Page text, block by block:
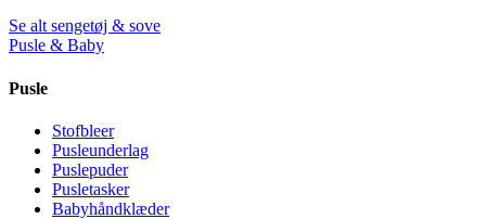
Se alt sengetøj & sove
Pusle & Baby
Pusle
Stofbleer
Pusleunderlag
Puslepuder
Pusletasker
Babyhåndklæder